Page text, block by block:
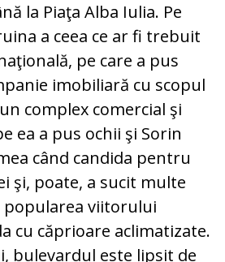
la Piaţa Alba Iulia. Pe
a ceea ce ar fi trebuit
pe care a pus
imobiliară cu scopul
complex comercial şi
ea a pus ochii şi Sorin
când candida pentru
şi, poate, a sucit multe
viitorului
cu căprioare aclimatizate.
bulevardul este lipsit de